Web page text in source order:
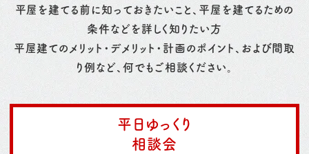
平屋を建てる前に知っておきたいこと、平屋を建てるための
条件などを詳しく知りたい方
平屋建てのメリット・デメリット・計画のポイント、および間取
り例など、何でもご相談ください。
平日ゆっくり
相談会